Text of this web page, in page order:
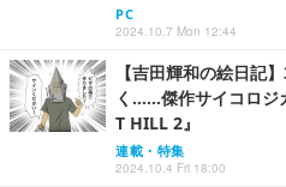
PC
2024.10.7 Mon 12:44
【吉田輝和の絵日記
く……傑作サイコロジ
T HILL 2』
連載・特集
2024.10.4 Fri 18:00